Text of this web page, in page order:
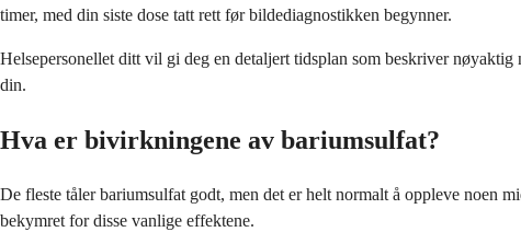
timer, med din siste dose tatt rett før bildediagnostikken begynner.
Helsepersonellet ditt vil gi deg en detaljert tidsplan som beskriver
din.
Hva er bivirkningene av bariumsulfat?
De fleste tåler bariumsulfat godt, men det er helt normalt å oppleve noen
bekymret for disse vanlige effektene.